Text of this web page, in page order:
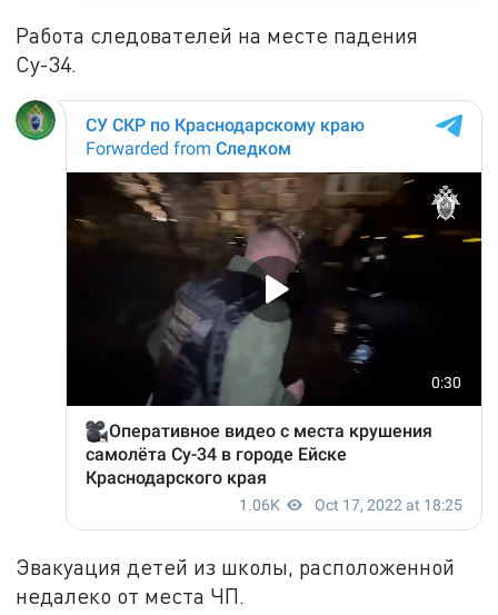
Работа следователей на месте падения
Су-34.
Эвакуация детей из школы, расположенной
недалеко от места ЧП.